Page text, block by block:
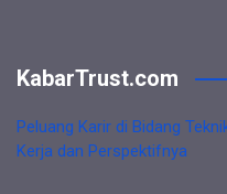
KabarTrust.com
Peluang Karir di Bidang
Kerja dan Perspektifnya